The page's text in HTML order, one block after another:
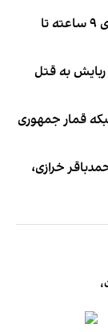
روایت فداکاری‌های محمد صلاح؛ از سفرهای ۹ ساعته تا
به قتل
قمار جمهوری
خرازی،